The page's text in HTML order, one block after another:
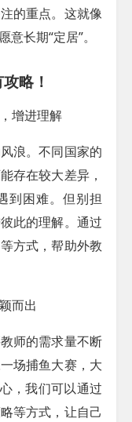
的重点。这就像
长期“定居”。
略！
增进理解
浪。不同国家的
存在较大差异，
到困难。但别担
此的理解。通过
方式，帮助外教
而出
师的需求量不断
场捕鱼大赛，大
，我们可以通过
等方式，让自己